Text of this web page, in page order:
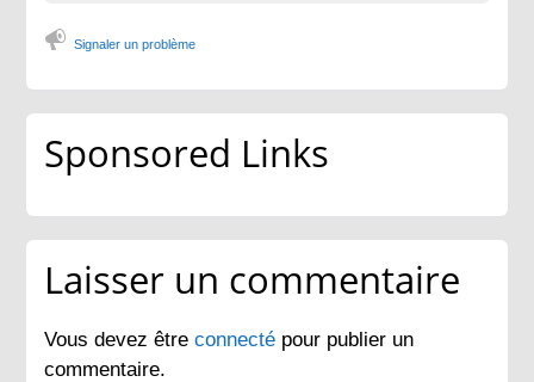
Signaler un problème
Sponsored Links
Laisser un commentaire
Vous devez êtreconnecté pour publier un
commentaire.